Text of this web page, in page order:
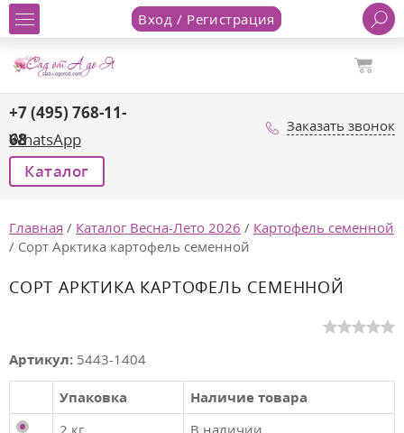
Вход / Регистрация
+7 (495) 768-11-
68
WhatsApp
Заказать звонок
Каталог
Главная / Каталог Весна-Лето 2026 / Картофель семенной
/ Сорт Арктика картофель семенной
СОРТ АРКТИКА КАРТОФЕЛЬ СЕМЕННОЙ
Артикул: 5443-1404
Упаковка
Наличие товара
2 кг
В наличии